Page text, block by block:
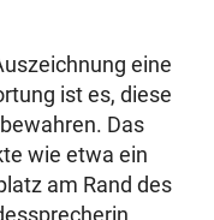
eine
ist es, diese
Das
wie etwa ein
am Rand des